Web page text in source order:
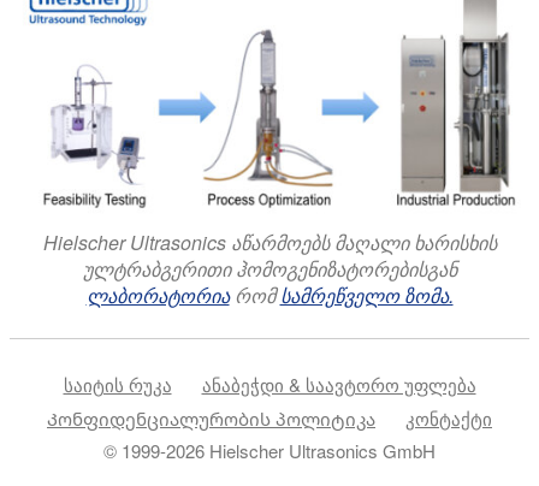
Hielscher Ultrasonics აწარმოებს მაღალი ხარისხის
ულტრაბგერითი ჰომოგენიზატორებისგან
ლაბორატორიარომსამრეწველო ზომა.
საიტის რუკა
ანაბეჭდი & საავტორო უფლება
Კონფიდენციალურობის პოლიტიკა
კონტაქტი
© 1999-2026 Hielscher Ultrasonics GmbH